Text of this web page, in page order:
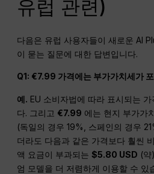
유럽 관련)
다음은 유럽 사용자들이 새로운 AI
이 묻는 질문에 대한 답변입니다.
Q1: €7.99 가격에는 부가가치세가
예. EU 소비자법에 따라 표시되는
다. 그리고 €7.99 에는 현지 부가가
(독일의 경우 19%, 스페인의 경우
더라도 다음과 같은 가격보다 훨씬
액 요금이 부과되는$5.80 USD (약
엄 모델을 더 저렴하게 이용할 수 있